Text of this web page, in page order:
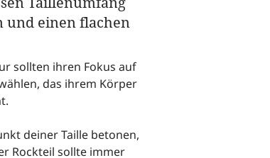
und einen flachen
sollten ihren Fokus auf
das ihrem Körper
deiner Taille betonen,
Rockteil sollte immer